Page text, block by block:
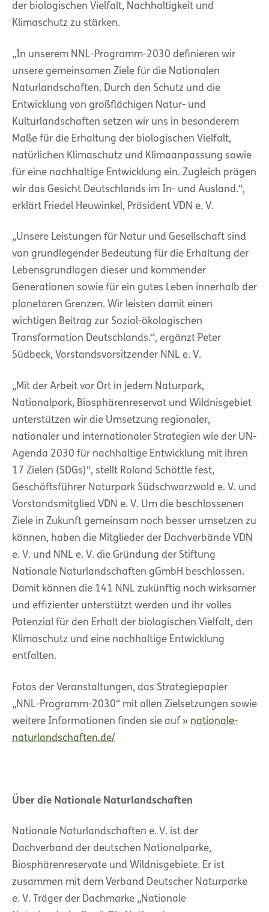
der biologischen Vielfalt, Nachhaltigkeit und
Klimaschutz zu stärken.
„In unserem NNL-Programm-2030 definieren wir
unsere gemeinsamen Ziele für die Nationalen
Naturlandschaften. Durch den Schutz und die
Entwicklung von großflächigen Natur- und
Kulturlandschaften setzen wir uns in besonderem
Maße für die Erhaltung der biologischen Vielfalt,
natürlichen Klimaschutz und Klimaanpassung sowie
für eine nachhaltige Entwicklung ein. Zugleich prägen
wir das Gesicht Deutschlands im In- und Ausland.“,
erklärt Friedel Heuwinkel, Präsident VDN e. V.
„Unsere Leistungen für Natur und Gesellschaft sind
von grundlegender Bedeutung für die Erhaltung der
Lebensgrundlagen dieser und kommender
Generationen sowie für ein gutes Leben innerhalb der
planetaren Grenzen. Wir leisten damit einen
wichtigen Beitrag zur Sozial-ökologischen
Transformation Deutschlands.“, ergänzt Peter
Südbeck, Vorstandsvorsitzender NNL e. V.
„Mit der Arbeit vor Ort in jedem Naturpark,
Nationalpark, Biosphärenreservat und Wildnisgebiet
unterstützen wir die Umsetzung regionaler,
nationaler und internationaler Strategien wie der UN-
Agenda 2030 für nachhaltige Entwicklung mit ihren
17 Zielen (SDGs)“, stellt Roland Schöttle fest,
Geschäftsführer Naturpark Südschwarzwald e. V. und
Vorstandsmitglied VDN e. V. Um die beschlossenen
Ziele in Zukunft gemeinsam noch besser umsetzen zu
können, haben die Mitglieder der Dachverbände VDN
e. V. und NNL e. V. die Gründung der Stiftung
Nationale Naturlandschaften gGmbH beschlossen.
Damit können die 141 NNL zukünftig noch wirksamer
und effizienter unterstützt werden und ihr volles
Potenzial für den Erhalt der biologischen Vielfalt, den
Klimaschutz und eine nachhaltige Entwicklung
entfalten.
Fotos der Veranstaltungen, das Strategiepapier
„NNL-Programm-2030“ mit allen Zielsetzungen sowie
weitere Informationen finden sie auf
nationale-
naturlandschaften.de/
Über die Nationale Naturlandschaften
Nationale Naturlandschaften e. V. ist der
Dachverband der deutschen Nationalparke,
Biosphärenreservate und Wildnisgebiete. Er ist
zusammen mit dem Verband Deutscher Naturparke
e. V. Träger der Dachmarke „Nationale